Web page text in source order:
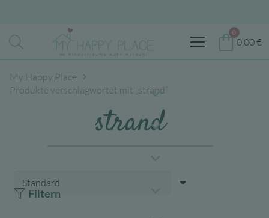
0
0,00€
My Happy Place
Produkte verschlagwortet mit „strand“
strand
Filtern